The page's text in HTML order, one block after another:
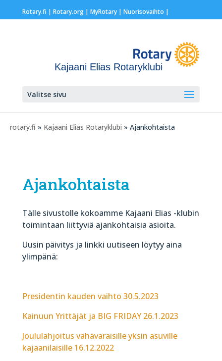
Rotary.fi | Rotary.org| MyRotary | Nuorisovaihto |
Kajaani Elias Rotaryklubi
Valitse sivu
rotary.fi » Kajaani Elias Rotaryklubi » Ajankohtaista
Ajankohtaista
Tälle sivustolle kokoamme Kajaani Elias -klubin
toimintaan liittyviä ajankohtaisia asioita.
Uusin päivitys ja linkki uutiseen löytyy aina
ylimpänä:
Presidentin kauden vaihto 30.5.2023
Kainuun Yrittäjät ja BIG FRIDAY 26.1.2023
Joululahjoitus vähävaraisille yksin asuville
kajaanilaisille 16.12.2022